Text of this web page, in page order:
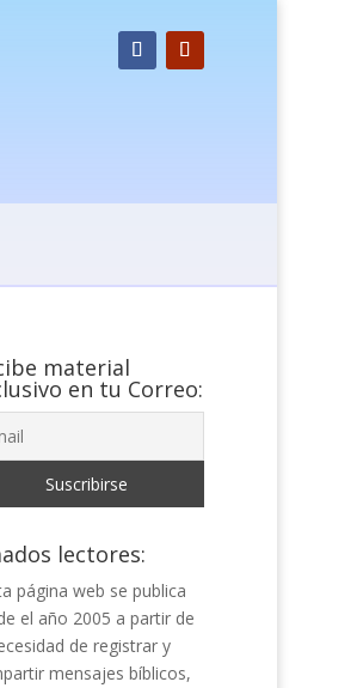
material
en tu Correo:
lectores:
página web se publica
el año 2005 a partir de
de registrar y
mensajes bíblicos,